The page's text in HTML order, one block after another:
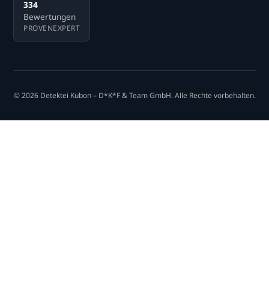
334
Bewertungen
PROVENEXPERT
© 2026 Detektei Kubon – D*K*F & Team GmbH. Alle Rechte vorbehalten.